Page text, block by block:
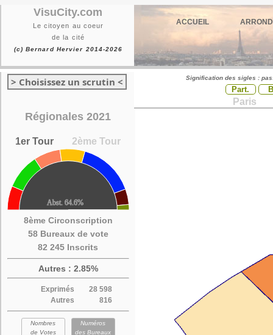
VisuCity.com
Le citoyen au coeur
de la cité
(c) Bernard Hervier 2014-2026
ACCUEIL
> Choisissez un scrutin <
Régionales 2021
1er Tour 2ème Tour
8ème Circonscription
58 Bureaux de vote
82 245 Inscrits
Autres : 2.85%
Exprimés
28 598
Autres
816
Nombres
de Votes
Numéros
des Bureaux
Signification des sigles :
Part.
Paris